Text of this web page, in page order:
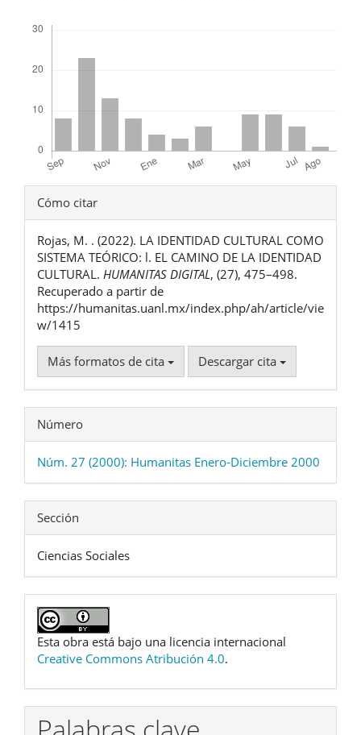
Detalles
del
artículo
Cómo citar
Rojas, M. . (2022). LA IDENTIDAD CULTURAL COMO
SISTEMA TEÓRICO: l. EL CAMINO DE LA IDENTIDAD
CULTURAL. HUMANITAS DIGITAL, (27), 475–498.
Recuperado a partir de
https://humanitas.uanl.mx/index.php/ah/article/vie
w/1415
Más formatos de cita Descargar cita
Número
Núm. 27 (2000): Humanitas Enero-Diciembre 2000
Sección
Ciencias Sociales
Esta obra está bajo una licencia internacional
Creative Commons Atribución 4.0.